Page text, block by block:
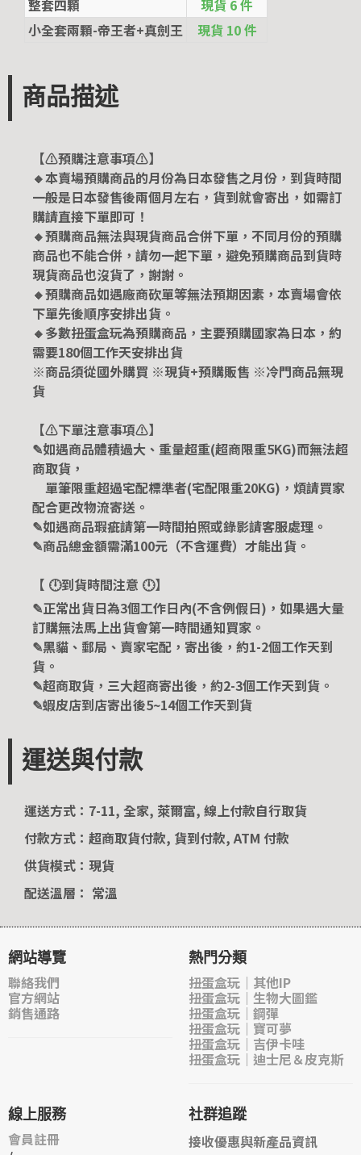
整套四顆
現貨 6 件
小全套兩顆-帝王者+真劍王
現貨 10 件
商品描述
【⚠️預購注意事項⚠️】
🔸本賣場預購商品的月份為日本發售之月份，到貨時間
一般是日本發售後兩個月左右，貨到就會寄出，如需訂
購請直接下單即可！
🔸預購商品無法與現貨商品合併下單，不同月份的預購
商品也不能合併，請勿一起下單，避免預購商品到貨時
現貨商品也沒貨了，謝謝。
🔸預購商品如遇廠商砍單等無法預期因素，本賣場會依
下單先後順序安排出貨。
🔸多數扭蛋盒玩為預購商品，主要預購國家為日本，約
需要180個工作天安排出貨
※商品須從國外購買 ※現貨+預購販售 ※冷門商品無現
貨
【⚠️下單注意事項⚠️】
✎如遇商品體積過大、重量超重(超商限重5KG)而無法超
商取貨，
單筆限重超過宅配標準者(宅配限重20KG)，煩請買家
配合更改物流寄送。
✎如遇商品瑕疵請第一時間拍照或錄影請客服處理。
✎商品總金額需滿100元（不含運費）才能出貨。
【 🕛到貨時間注意 🕛】
✎正常出貨日為3個工作日內(不含例假日)，如果遇大量
訂購無法馬上出貨會第一時間通知買家。
✎黑貓、郵局、賣家宅配，寄出後，約1-2個工作天到
貨。
✎超商取貨，三大超商寄出後，約2-3個工作天到貨。
✎蝦皮店到店寄出後5~14個工作天到貨
運送與付款
運送方式：7-11, 全家, 萊爾富, 線上付款自行取貨
付款方式：超商取貨付款, 貨到付款, ATM 付款
供貨模式：現貨
配送溫層： 常溫
網站導覽
聯絡我們
官方網站
銷售通路
熱門分類
扭蛋盒玩｜其他IP
扭蛋盒玩｜生物大圖鑑
扭蛋盒玩｜鋼彈
扭蛋盒玩｜寶可夢
扭蛋盒玩｜吉伊卡哇
扭蛋盒玩｜迪士尼＆皮克斯
線上服務
會員註冊
社群追蹤
接收優惠與新產品資訊